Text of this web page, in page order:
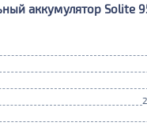
аккумулятор Solite